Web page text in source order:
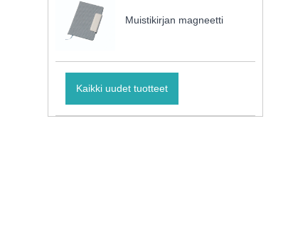
Muistikirjan magneetti
Kaikki uudet tuotteet